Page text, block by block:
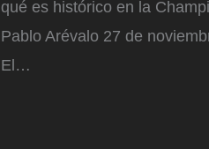
qué es histórico en la
Pablo Arévalo 27 de
El…